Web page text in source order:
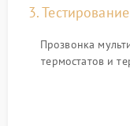
3.
Прозвонка
термостатов и
модуля, реле,
индукции).